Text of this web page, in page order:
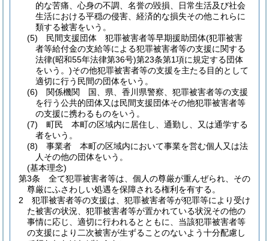
的な苦痛、心身の不調、名誉の毀損、日常生活及び社会
生活における平穏の侵害、経済的な損失その他これらに
類する被害をいう。
(5)
民間支援団体 犯罪被害者等早期援助団体(犯罪被害
者等給付金の支給等による犯罪被害者等の支援に関する
法律(昭和55年法律第36号)第23条第1項に規定する団体
をいう。)その他犯罪被害者等の支援を主たる目的として
適切に行う民間の団体をいう。
(6)
関係機関 国、県、香川県警察、犯罪被害者等の支援
を行う公共的団体又は民間支援団体その他犯罪被害者等
の支援に携わるものをいう。
(7)
町民 本町の区域内に居住し、通勤し、又は通学する
者をいう。
(8)
事業者 本町の区域内において事業を営む個人又は法
人その他の団体をいう。
(基本理念)
第3条
全て犯罪被害者等は、個人の尊厳が重んぜられ、その
尊厳にふさわしい処遇を保障される権利を有する。
2
犯罪被害者等の支援は、犯罪被害者等が犯罪等により受け
た被害の状況、犯罪被害者等が置かれている状況その他の
事情に応じ、適切に行われるとともに、当該犯罪被害者等
の支援により二次被害が生ずることのないよう十分配慮し